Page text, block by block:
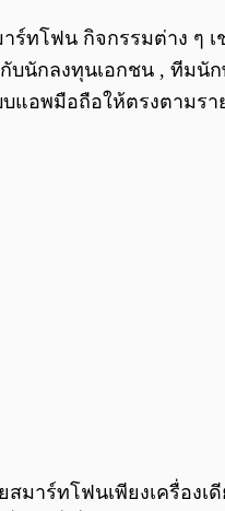
ร์ทโฟน กิจกรรมต่าง ๆ
บนักลงทุนเอกชน , ทีมนั
แอพมือถือให้ตรงตามร
มาร์ทโฟนเพียงเครื่องเ